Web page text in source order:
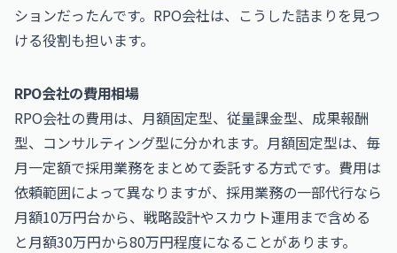
ションだったんです。RPO会社は、こうした詰まりを見つ
ける役割も担います。
RPO会社の費用相場
RPO会社の費用は、月額固定型、従量課金型、成果報酬
型、コンサルティング型に分かれます。月額固定型は、毎
月一定額で採用業務をまとめて委託する方式です。費用は
依頼範囲によって異なりますが、採用業務の一部代行なら
月額10万円台から、戦略設計やスカウト運用まで含める
と月額30万円から80万円程度になることがあります。